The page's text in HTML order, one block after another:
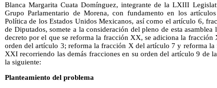
Blanca Margarita Cuata Domínguez, integrante de la LXIII
Grupo Parlamentario de Morena, con fundamento en los
Política de los Estados Unidos Mexicanos, así como el artículo 6,
de Diputados, somete a la consideración del pleno de esta
decreto por el que se reforma la fracción XX, se adiciona la fracción
orden del artículo 3; reforma la fracción X del artículo 7 y reforma
XXI recorriendo las demás fracciones en su orden del artículo 9 de
la siguiente:
Planteamiento del problema